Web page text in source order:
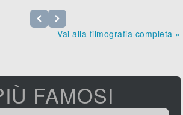
Vai alla filmografia completa »
FAMOSI